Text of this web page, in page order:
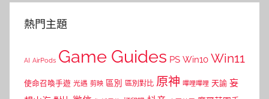
熱門主題
AI AirPods Game Guides PS Win10 Win11
使命召喚手遊 光遇 剪映 區別 區別對比 原神 嗶哩嗶哩 天諭 妄